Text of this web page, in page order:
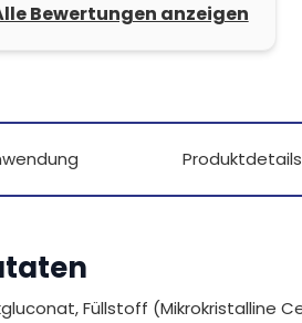
Bewertungen anzeigen
Produktdetails
Füllstoff (Mikrokristalline